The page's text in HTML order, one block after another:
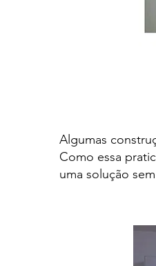
Algumas
Como essa
uma solução